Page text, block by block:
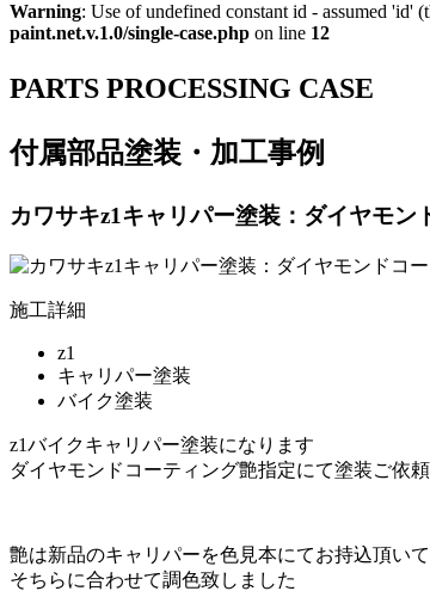
Warning: Use of undefined constant id - assumed
paint.net.v.1.0/single-case.php on line 12
PARTS PROCESSING CASE
付属部品塗装・加工事例
カワサキz1キャリパー塗装：ダイヤモン
施工詳細
z1
キャリパー塗装
バイク塗装
z1バイクキャリパー塗装になります
ダイヤモンドコーティング艶指定にて塗装ご依
艶は新品のキャリパーを色見本にてお持込頂い
そちらに合わせて調色致しました